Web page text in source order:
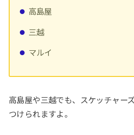
高島屋
三越
マルイ
高島屋や三越でも、スケッチャー
つけられますよ。